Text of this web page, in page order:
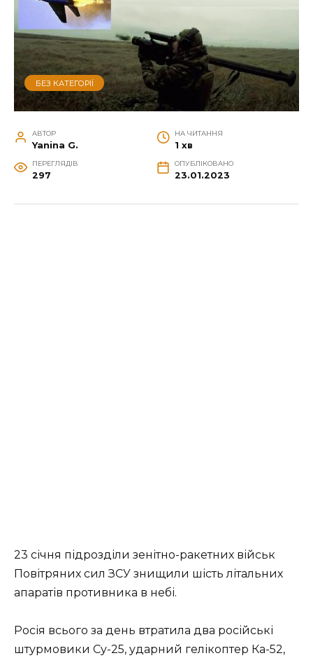
БЕЗ КАТЕГОРІЇ
АВТОР
Yanina G.
НА ЧИТАННЯ
1 хв
ПЕРЕГЛЯДІВ
297
ОПУБЛІКОВАНО
23.01.2023
23 січня підрозділи зенітно-ракетних військ
Повітряних сил ЗСУ знищили шість літальних
апаратів противника в небі.
Росія всього за день втратила два російські
штурмовики Су-25, ударний гелікоптер Ка-52,